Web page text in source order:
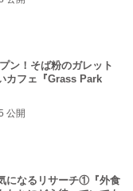
ン！そば粉のガレット
カフェ『Grass Park
公開
になるリサーチ①『外食